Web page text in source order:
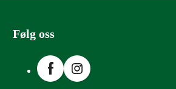
Følg oss
FacebookInstagram